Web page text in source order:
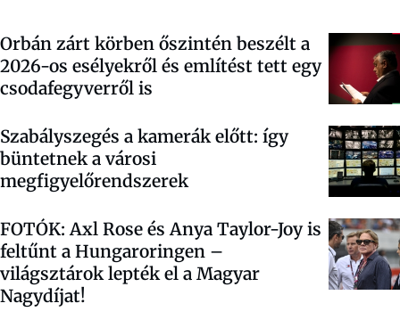
Orbán zárt körben őszintén beszélt a
2026-os esélyekről és említést tett egy
csodafegyverről is
Szabályszegés a kamerák előtt: így
büntetnek a városi
megfigyelőrendszerek
FOTÓK: Axl Rose és Anya Taylor-Joy is
feltűnt a Hungaroringen –
világsztárok lepték el a Magyar
Nagydíjat!